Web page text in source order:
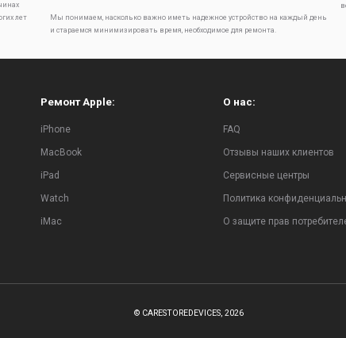
лет
Мы понимаем, насколько важно иметь надежное устройство на каждый день
и стараемся минимизировать время, необходимое для ремонта.
Ремонт Apple:
iPhone
MacBook
iPad
Watch
iMac
О нас:
FAQ
Отзывы наших клиентов
Сервисные центры
Политика
О защите прав
© CARESTOREDEVICES, 2026